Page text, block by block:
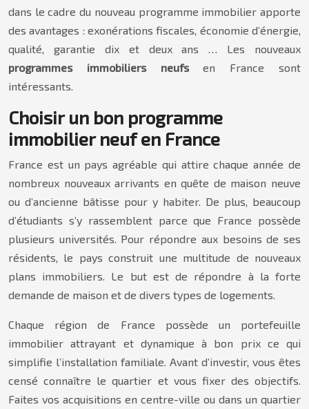
dans le cadre du nouveau programme immobilier apporte
des avantages : exonérations fiscales, économie d’énergie,
qualité, garantie dix et deux ans … Les nouveaux
programmes immobiliers neufsen France sont
intéressants.
Choisir un bon programme
immobilier neuf en France
France est un pays agréable qui attire chaque année de
nombreux nouveaux arrivants en quête de maison neuve
ou d’ancienne bâtisse pour y habiter. De plus, beaucoup
d’étudiants s’y rassemblent parce que France possède
plusieurs universités. Pour répondre aux besoins de ses
résidents, le pays construit une multitude de nouveaux
plans immobiliers. Le but est de répondre à la forte
demande de maison et de divers types de logements.
Chaque région de France possède un portefeuille
immobilier attrayant et dynamique à bon prix ce qui
simplifie l’installation familiale. Avant d’investir, vous êtes
censé connaître le quartier et vous fixer des objectifs.
Faites vos acquisitions en centre-ville ou dans un quartier